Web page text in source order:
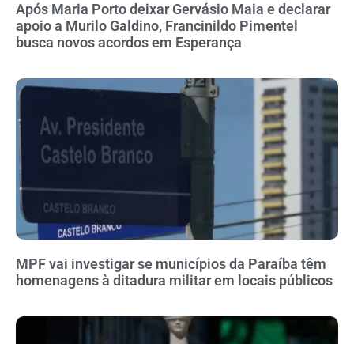
Após Maria Porto deixar Gervásio Maia e declarar
apoio a Murilo Galdino, Francinildo Pimentel
busca novos acordos em Esperança
MPF vai investigar se municípios da Paraíba têm
homenagens à ditadura militar em locais públicos